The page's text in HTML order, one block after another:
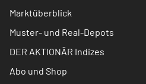
Marktüberblick
Muster- und Real-Depots
DER AKTIONÄR Indizes
Abo und Shop